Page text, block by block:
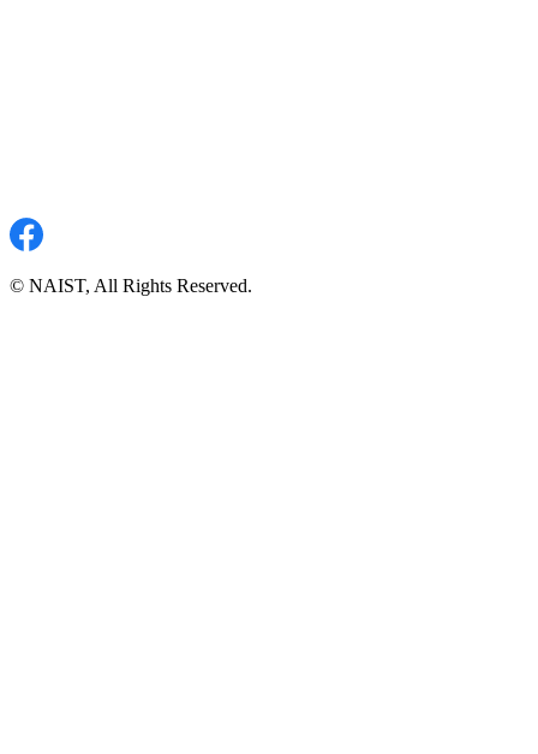
© NAIST, All Rights Reserved.